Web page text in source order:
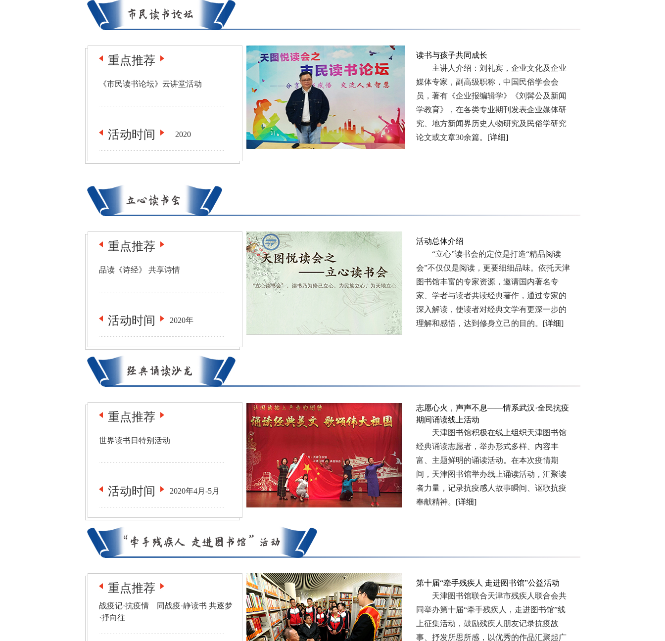
重点推荐
《市民读书论坛》云讲堂活动
活动时间 2020
读书与孩子共同成长
主讲人介绍：刘礼宾，企业文化及企业
媒体专家，副高级职称，中国民俗学会会
员，著有《企业报编辑学》《刘髯公及新闻
学教育》，在各类专业期刊发表企业媒体研
究、地方新闻界历史人物研究及民俗学研究
论文或文章30余篇。 [详细]
重点推荐
品读《诗经》 共享诗情
活动时间 2020年
活动总体介绍
“立心”读书会的定位是打造“精品阅读
会”不仅仅是阅读，更要细细品味。依托天津
图书馆丰富的专家资源，邀请国内著名专
家、学者与读者共读经典著作，通过专家的
深入解读，使读者对经典文学有更深一步的
理解和感悟，达到修身立己的目的。 [详细]
重点推荐
世界读书日特别活动
活动时间 2020年4月-5月
志愿心火，声声不息——情系武汉·全民抗疫
期间诵读线上活动
天津图书馆积极在线上组织天津图书馆
经典诵读志愿者，举办形式多样、内容丰
富、主题鲜明的诵读活动。在本次疫情期
间，天津图书馆举办线上诵读活动，汇聚读
者力量，记录抗疫感人故事瞬间、讴歌抗疫
奉献精神。 [详细]
重点推荐
战疫记·抗疫情 同战疫·静读书 共逐梦
·抒向往
第十届“牵手残疾人 走进图书馆”公益活动
天津图书馆联合天津市残疾人联合会共
同举办第十届“牵手残疾人，走进图书馆”线
上征集活动，鼓励残疾人朋友记录抗疫故
事、抒发所思所感，以优秀的作品汇聚起广